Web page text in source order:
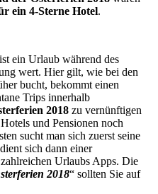
ein 4-Sterne Hotel.
ein Urlaub während des
wert. Hier gilt, wie bei den
bucht, bekommt einen
Trips innerhalb
2018 zu vernünftigen
und Pensionen noch
sucht man sich zuerst seine
sich dann einer
Urlaubs Apps. Die
2018“ sollten Sie auf